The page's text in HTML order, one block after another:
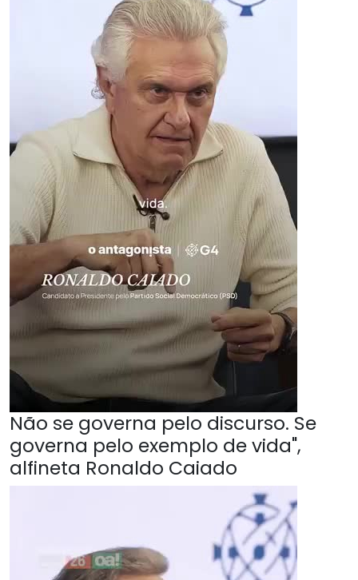
Não se governa pelo discurso. Se
governa pelo exemplo de vida",
alfineta Ronaldo Caiado